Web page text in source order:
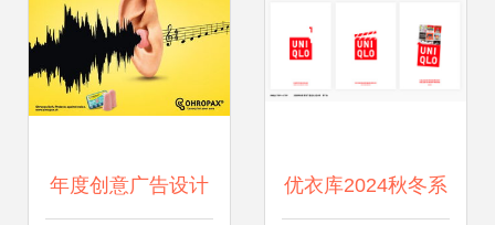
年度创意广告设计 优衣库2024秋冬系